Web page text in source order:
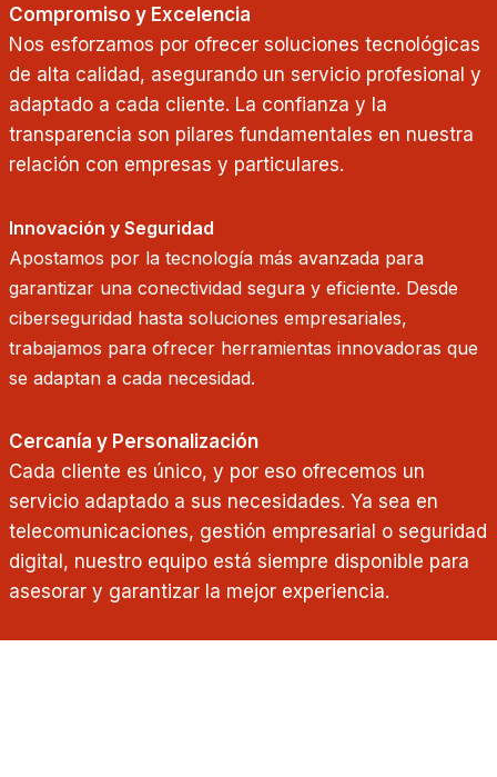
Compromiso y Excelencia
Nos esforzamos por ofrecer soluciones tecnológicas
de alta calidad, asegurando un servicio profesional y
adaptado a cada cliente. La confianza y la
transparencia son pilares fundamentales en nuestra
relación con empresas y particulares.
Innovación y Seguridad
Apostamos por la tecnología más avanzada para
garantizar una conectividad segura y eficiente. Desde
ciberseguridad hasta soluciones empresariales,
trabajamos para ofrecer herramientas innovadoras que
se adaptan a cada necesidad.
Cercanía y Personalización
Cada cliente es único, y por eso ofrecemos un
servicio adaptado a sus necesidades. Ya sea en
telecomunicaciones, gestión empresarial o seguridad
digital, nuestro equipo está siempre disponible para
asesorar y garantizar la mejor experiencia.